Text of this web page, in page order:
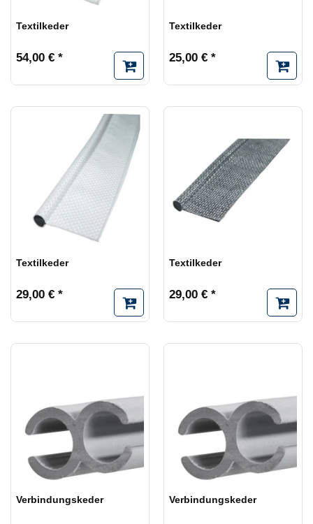
Textilkeder
54,00 € *
Textilkeder
25,00 € *
Textilkeder
29,00 € *
Textilkeder
29,00 € *
Verbindungskeder Verbindungskeder